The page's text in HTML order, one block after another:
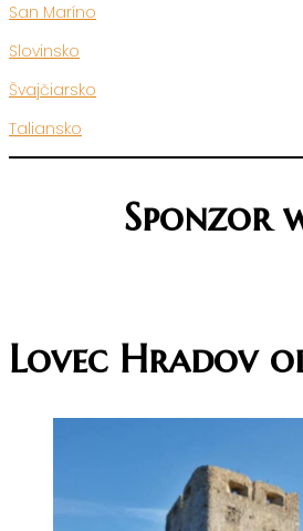
San Maríno
Slovinsko
Švajčiarsko
Taliansko
Sponzor
Lovec Hradov